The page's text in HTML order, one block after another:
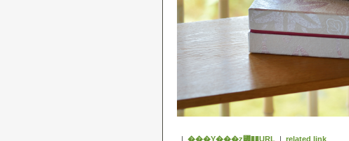
| ���Υ���ȥ꡼��URL | related link